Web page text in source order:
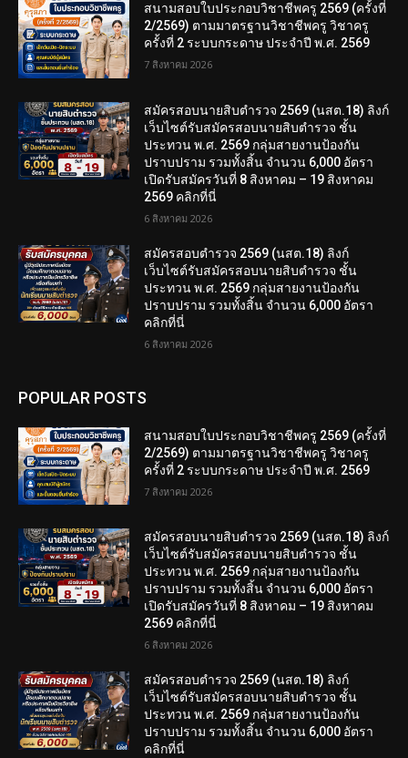
สนามสอบใบประกอบวิชาชีพครู 2569 (ครั้งที่
2/2569) ตามมาตรฐานวิชาชีพครู วิชาครู
ครั้งที่ 2 ระบบกระดาษ ประจำปี พ.ศ. 2569
7 สิงหาคม 2026
สมัครสอบนายสิบตำรวจ 2569 (นสต.18) ลิงก์
เว็บไซต์รับสมัครสอบนายสิบตำรวจ ชั้น
ประทวน พ.ศ. 2569 กลุ่มสายงานป้องกัน
ปราบปราม รวมทั้งสิ้น จำนวน 6,000 อัตรา
เปิดรับสมัครวันที่ 8 สิงหาคม – 19 สิงหาคม
2569 คลิกที่นี่
6 สิงหาคม 2026
สมัครสอบตํารวจ 2569 (นสต.18) ลิงก์
เว็บไซต์รับสมัครสอบนายสิบตำรวจ ชั้น
ประทวน พ.ศ. 2569 กลุ่มสายงานป้องกัน
ปราบปราม รวมทั้งสิ้น จำนวน 6,000 อัตรา
คลิกที่นี่
6 สิงหาคม 2026
POPULAR POSTS
สนามสอบใบประกอบวิชาชีพครู 2569 (ครั้งที่
2/2569) ตามมาตรฐานวิชาชีพครู วิชาครู
ครั้งที่ 2 ระบบกระดาษ ประจำปี พ.ศ. 2569
7 สิงหาคม 2026
สมัครสอบนายสิบตำรวจ 2569 (นสต.18) ลิงก์
เว็บไซต์รับสมัครสอบนายสิบตำรวจ ชั้น
ประทวน พ.ศ. 2569 กลุ่มสายงานป้องกัน
ปราบปราม รวมทั้งสิ้น จำนวน 6,000 อัตรา
เปิดรับสมัครวันที่ 8 สิงหาคม – 19 สิงหาคม
2569 คลิกที่นี่
6 สิงหาคม 2026
สมัครสอบตํารวจ 2569 (นสต.18) ลิงก์
เว็บไซต์รับสมัครสอบนายสิบตำรวจ ชั้น
ประทวน พ.ศ. 2569 กลุ่มสายงานป้องกัน
ปราบปราม รวมทั้งสิ้น จำนวน 6,000 อัตรา
คลิกที่นี่